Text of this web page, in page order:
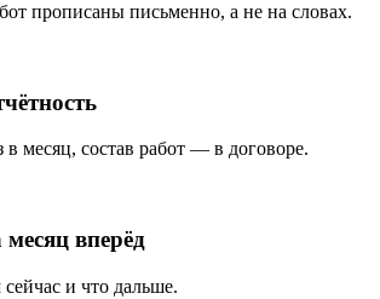
прописаны письменно, а не на словах.
в месяц, состав работ — в договоре.
вперёд
и что дальше.